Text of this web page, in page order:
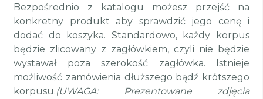
Bezpośrednio z katalogu możesz przejść na
konkretny produkt aby sprawdzić jego cenę i
dodać do koszyka. Standardowo, każdy korpus
będzie zlicowany z zagłówkiem, czyli nie będzie
wystawał poza szerokość zagłówka.
Istnieje
możliwość zamówienia dłuższego bądź krótszego
korpusu.(UWAGA: Prezentowane zdjęcia